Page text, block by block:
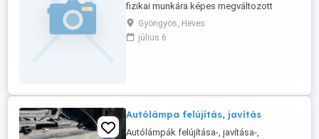
fizikai munkára képes megváltozott
munkaképességű személyek
jelentkezését is várjuk! Feladatok: Alap
számítógép kezelés A terület őrzése és
...
Gyöngyös, Heves
július 6
Autólámpa felújítás, javítás
Autólámpák felújítása-, javítása-,